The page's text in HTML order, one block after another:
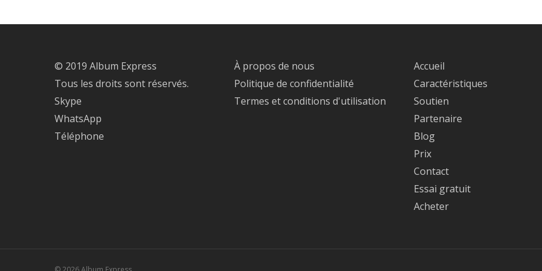
© 2019 Album Express
Tous les droits sont réservés.
Skype
WhatsApp
Téléphone
À propos de nous
Politique de confidentialité
Termes et conditions d'utilisation
Accueil
Caractéristiques
Soutien
Partenaire
Blog
Prix
Contact
Essai gratuit
Acheter